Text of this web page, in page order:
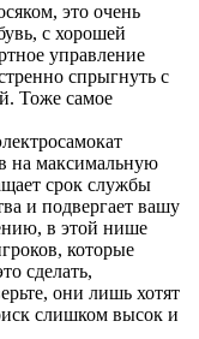
это очень
с хорошей
управление
спрыгнуть с
Тоже самое
на максимальную
срок службы
и подвергает вашу
в этой нише
которые
сделать,
они лишь хотят
слишком высок и